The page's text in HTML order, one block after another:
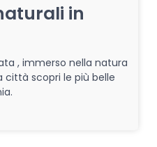
in
, immerso nella natura
città scopri le più belle